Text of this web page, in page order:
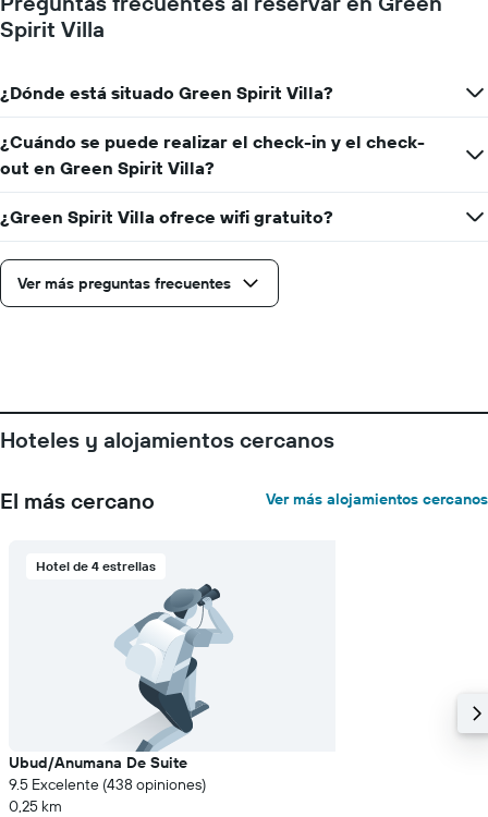
Spirit Villa
¿Dónde está situado Green Spirit Villa?
¿Cuándo se puede realizar el check-in y el check-
out en Green Spirit Villa?
¿Green Spirit Villa ofrece wifi gratuito?
Ver más preguntas frecuentes
Hoteles y alojamientos cercanos
El más cercano Ver más alojamientos cercanos
Hotel de 4 estrellas
Ubud/Anumana De Suite
9.5 Excelente (438 opiniones)
0,25 km